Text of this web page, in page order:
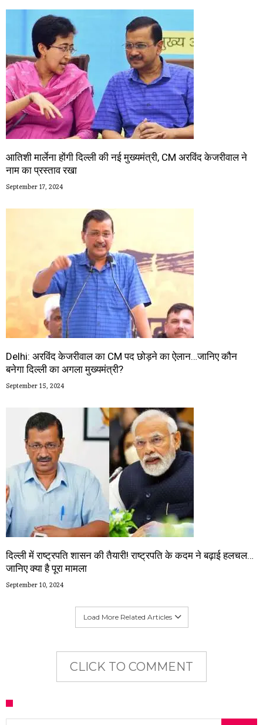
आतिशी मार्लेना होंगी दिल्ली की नई मुख्यमंत्री, CM अरविंद केजरीवाल ने
नाम का प्रस्ताव रखा
September 17, 2024
Delhi: अरविंद केजरीवाल का CM पद छोड़ने का ऐलान…जानिए कौन
बनेगा दिल्ली का अगला मुख्यमंत्री?
September 15, 2024
दिल्ली में राष्ट्रपति शासन की तैयारी! राष्ट्रपति के कदम ने बढ़ाई हलचल…
जानिए क्या है पूरा मामला
September 10, 2024
Load More Related Articles
CLICK TO COMMENT
Search for: